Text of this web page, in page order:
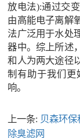
放电法):通过交
由高能电子离解
法广泛用于水处
器中。综上所述
和人为两大途径
制有助于我们更
响。
上一条: 贝森环
除臭滤网